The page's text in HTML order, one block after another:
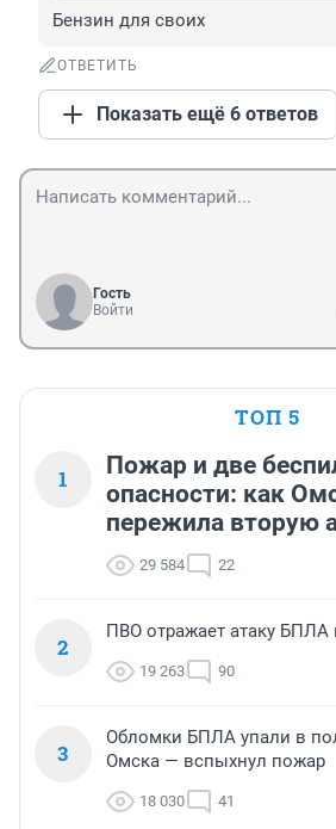
Бензин для своих
ОТВЕТИТЬ
Показать ещё 6 ответов
Гость
Войти
ТОП 5
1
Пожар и две
опасности: как
пережила вторую
29 584 22
2
ПВО отражает атаку БПЛА
19 263 90
3
Обломки БПЛА упали в
Омска — вспыхнул пожар
18 030 41